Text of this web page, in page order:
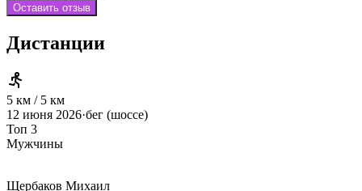
Оставить отзыв
Дистанции
5 км / 5 км
12 июня 2026·бег (шоссе)
Топ 3
Мужчины
Щербаков Михаил